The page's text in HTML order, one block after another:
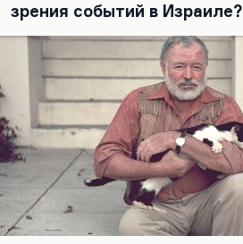
зрения событий в Израиле?